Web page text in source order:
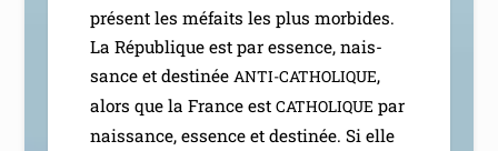
pré­sent les méfaits les plus mor­bides.
La République est par essence, nais­
sance et des­ti­née ANTI-CATHOLIQUE,
alors que la France est CATHOLIQUE par
nais­sance, essence et des­ti­née. Si elle